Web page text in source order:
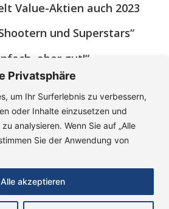
Privatsphäre
um Ihr Surferlebnis zu verbessern,
oder Inhalte einzusetzen und
analysieren. Wenn Sie auf „Alle
Sie der Anwendung von
Alle akzeptieren
Value-Aktien auch 2023
und Superstars“
aber gut!“
Das „G“-Problem bei ESG-
besser als befürchtet